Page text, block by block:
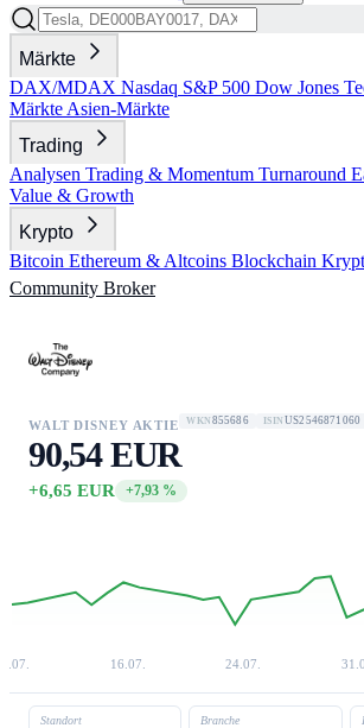
Märkte
DAX/MDAX Nasdaq S&P 500 Dow Jones
Märkte Asien-Märkte
Trading
Analysen Trading & Momentum Turnaround
Value & Growth
Krypto
Bitcoin Ethereum & Altcoins Blockchain
Community Broker
WALT DISNEY AKTIE WKN 855686 ISIN US2546871060
90,54 EUR
+6,65 EUR +7,93 %
16.07. 24.07.
Standort Branche